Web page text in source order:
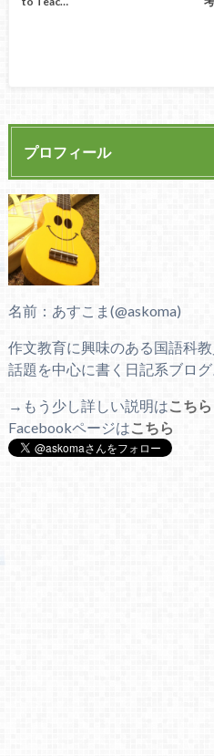
プロフィール
名前：あすこま(@askoma)
作文教育に興味のある国語科
話題を中心に書く日記系ブログ
→もう少し詳しい説明はこちら
Facebookページはこちら